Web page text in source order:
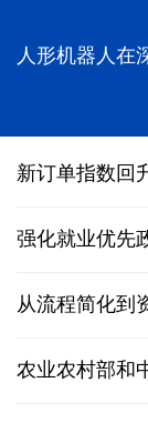
人形机器人在
新订单指数回
强化就业优先
从流程简化到
农业农村部和